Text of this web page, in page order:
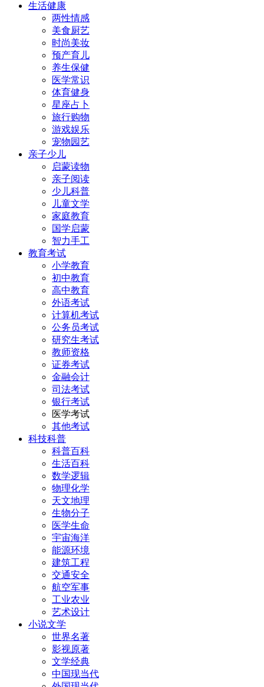
生活健康
两性情感
美食厨艺
时尚美妆
预产育儿
养生保健
医学常识
体育健身
星座占卜
旅行购物
游戏娱乐
宠物园艺
亲子少儿
启蒙读物
亲子阅读
少儿科普
儿童文学
家庭教育
国学启蒙
智力手工
教育考试
小学教育
初中教育
高中教育
外语考试
计算机考试
公务员考试
研究生考试
教师资格
证券考试
金融会计
司法考试
银行考试
医学考试
其他考试
科技科普
科普百科
生活百科
数学逻辑
物理化学
天文地理
生物分子
医学生命
宇宙海洋
能源环境
建筑工程
交通安全
航空军事
工业农业
艺术设计
小说文学
世界名著
影视原著
文学经典
中国现当代